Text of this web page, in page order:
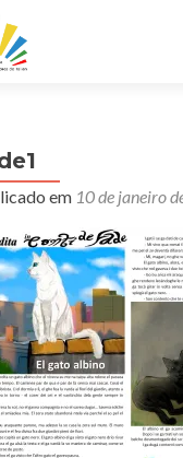
em 10 de janeiro